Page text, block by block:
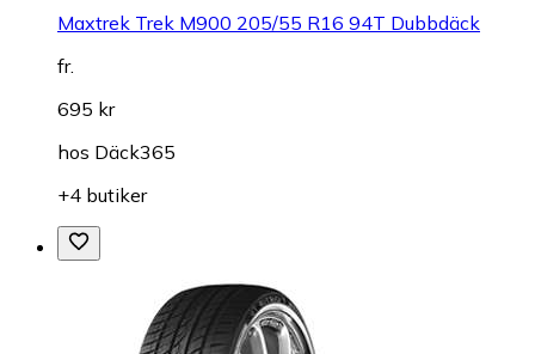
Maxtrek Trek M900 205/55 R16 94T Dubbdäck
fr.
695 kr
hos Däck365
+4 butiker